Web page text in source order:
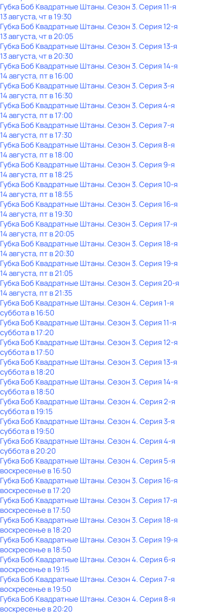
Губка Боб Квадратные Штаны. Сезон 3. Серия 11-я
13 августа, чт в 19:30
Губка Боб Квадратные Штаны. Сезон 3. Серия 12-я
13 августа, чт в 20:05
Губка Боб Квадратные Штаны. Сезон 3. Серия 13-я
13 августа, чт в 20:30
Губка Боб Квадратные Штаны. Сезон 3. Серия 14-я
14 августа, пт в 16:00
Губка Боб Квадратные Штаны. Сезон 3. Серия 3-я
14 августа, пт в 16:30
Губка Боб Квадратные Штаны. Сезон 3. Серия 4-я
14 августа, пт в 17:00
Губка Боб Квадратные Штаны. Сезон 3. Серия 7-я
14 августа, пт в 17:30
Губка Боб Квадратные Штаны. Сезон 3. Серия 8-я
14 августа, пт в 18:00
Губка Боб Квадратные Штаны. Сезон 3. Серия 9-я
14 августа, пт в 18:25
Губка Боб Квадратные Штаны. Сезон 3. Серия 10-я
14 августа, пт в 18:55
Губка Боб Квадратные Штаны. Сезон 3. Серия 16-я
14 августа, пт в 19:30
Губка Боб Квадратные Штаны. Сезон 3. Серия 17-я
14 августа, пт в 20:05
Губка Боб Квадратные Штаны. Сезон 3. Серия 18-я
14 августа, пт в 20:30
Губка Боб Квадратные Штаны. Сезон 3. Серия 19-я
14 августа, пт в 21:05
Губка Боб Квадратные Штаны. Сезон 3. Серия 20-я
14 августа, пт в 21:35
Губка Боб Квадратные Штаны. Сезон 4. Серия 1-я
субботав16:50
Губка Боб Квадратные Штаны. Сезон 3. Серия 11-я
субботав17:20
Губка Боб Квадратные Штаны. Сезон 3. Серия 12-я
субботав17:50
Губка Боб Квадратные Штаны. Сезон 3. Серия 13-я
субботав18:20
Губка Боб Квадратные Штаны. Сезон 3. Серия 14-я
субботав18:50
Губка Боб Квадратные Штаны. Сезон 4. Серия 2-я
субботав19:15
Губка Боб Квадратные Штаны. Сезон 4. Серия 3-я
субботав19:50
Губка Боб Квадратные Штаны. Сезон 4. Серия 4-я
субботав20:20
Губка Боб Квадратные Штаны. Сезон 4. Серия 5-я
воскресенье в16:50
Губка Боб Квадратные Штаны. Сезон 3. Серия 16-я
воскресенье в17:20
Губка Боб Квадратные Штаны. Сезон 3. Серия 17-я
воскресенье в17:50
Губка Боб Квадратные Штаны. Сезон 3. Серия 18-я
воскресенье в18:20
Губка Боб Квадратные Штаны. Сезон 3. Серия 19-я
воскресенье в18:50
Губка Боб Квадратные Штаны. Сезон 4. Серия 6-я
воскресенье в19:15
Губка Боб Квадратные Штаны. Сезон 4. Серия 7-я
воскресенье в19:50
Губка Боб Квадратные Штаны. Сезон 4. Серия 8-я
воскресенье в20:20